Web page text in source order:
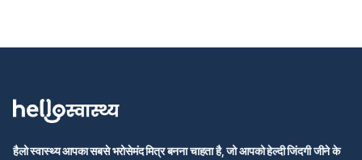
हैलो स्वास्थ्य आपका सबसे भरोसेमंद मित्र बनना चाहता है, जो आपको हेल्दी जिंदगी जीने के